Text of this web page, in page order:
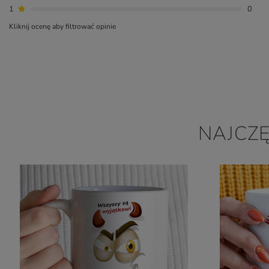
1
0
Kliknij ocenę aby filtrować opinie